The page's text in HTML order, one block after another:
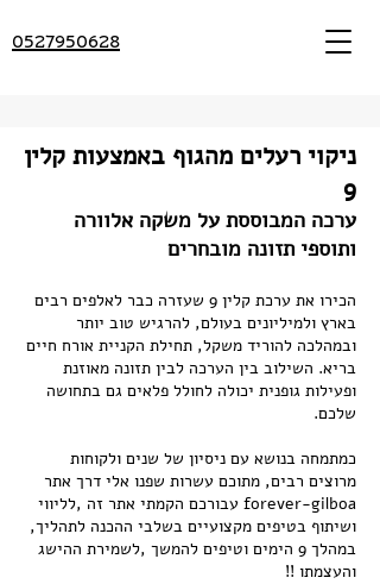
0527950628
ניקוי רעלים מהגוף באמצעות קלין
9
ערכה המבוססת על משקה אלוורה
ותוספי תזונה​ מובחרים
הכירו את ערכת קלין 9 שעזרה כבר לאלפים רבים
בארץ ולמיליונים בעולם, להרגיש טוב יותר
ובמהלכה להוריד משקל, תחילת הקניית אורח חיים
בריא. השילוב בין הערכה לבין תזונה מאוזנת
ופעילות גופנית יכולה לחולל פלאים גם בתחושה
שלכם.
כמתמחה בנושא עם ניסיון של שנים ולקוחות
מרוצים רבים, מתוכם עשרות שפנו אלי דרך אתר
forever-gilboa עבורכם הקמתי אתר זה ,לליווי
ושיתוף בטיפים מקצועיים בשלבי ההכנה לתהליך,
במהלך 9 הימים וטיפים להמשך ,לשמירת ההישג
והעצמתו !!